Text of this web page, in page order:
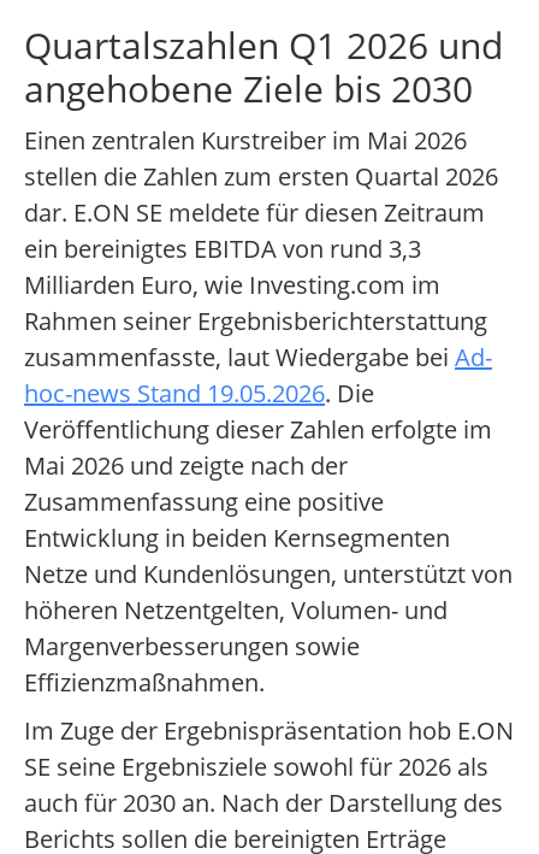
Quartalszahlen Q1 2026 und
angehobene Ziele bis 2030
Einen zentralen Kurstreiber im Mai 2026
stellen die Zahlen zum ersten Quartal 2026
dar. E.ON SE meldete für diesen Zeitraum
ein bereinigtes EBITDA von rund 3,3
Milliarden Euro, wie Investing.com im
Rahmen seiner Ergebnisberichterstattung
zusammenfasste, laut Wiedergabe bei Ad-
hoc-news Stand 19.05.2026. Die
Veröffentlichung dieser Zahlen erfolgte im
Mai 2026 und zeigte nach der
Zusammenfassung eine positive
Entwicklung in beiden Kernsegmenten
Netze und Kundenlösungen, unterstützt von
höheren Netzentgelten, Volumen- und
Margenverbesserungen sowie
Effizienzmaßnahmen.
Im Zuge der Ergebnispräsentation hob E.ON
SE seine Ergebnisziele sowohl für 2026 als
auch für 2030 an. Nach der Darstellung des
Berichts sollen die bereinigten Erträge